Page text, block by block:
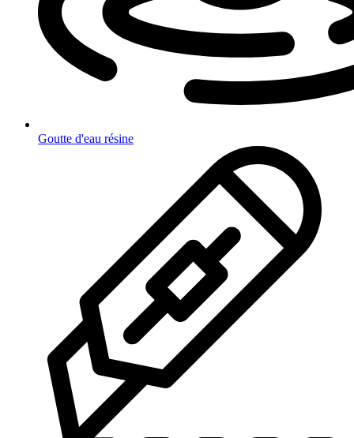
Goutte d'eau résine